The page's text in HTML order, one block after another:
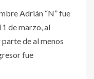
Adrián “N” fue
de marzo, al
de al menos
fue